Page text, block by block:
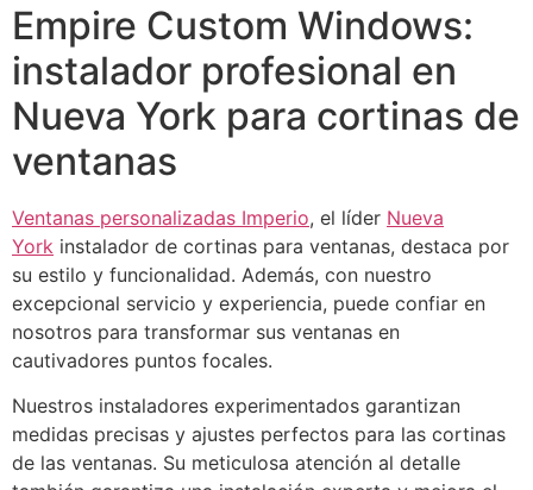
Empire Custom Windows:
instalador profesional en
Nueva York para cortinas de
ventanas
Ventanas personalizadas Imperio, el líder Nueva
York instalador de cortinas para ventanas, destaca por
su estilo y funcionalidad. Además, con nuestro
excepcional servicio y experiencia, puede confiar en
nosotros para transformar sus ventanas en
cautivadores puntos focales.
Nuestros instaladores experimentados garantizan
medidas precisas y ajustes perfectos para las cortinas
de las ventanas. Su meticulosa atención al detalle